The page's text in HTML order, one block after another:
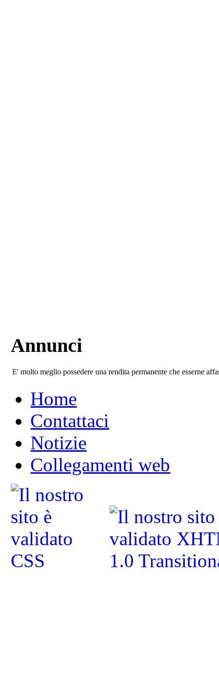
Annunci
E' molto meglio possedere una rendita permanente che esserne
Home
Contattaci
Notizie
Collegamenti web